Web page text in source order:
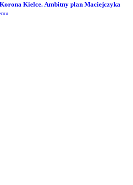
Kielce. Ambitny plan Maciejczyka